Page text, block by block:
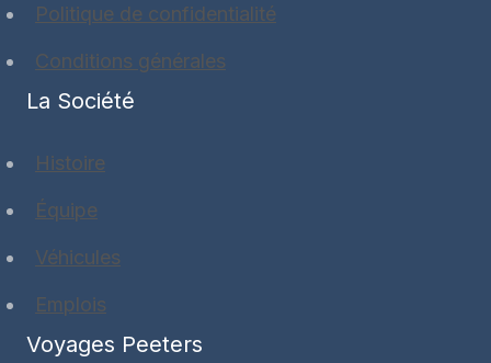
Politique de confidentialité
Conditions générales
La Société
Histoire
Équipe
Véhicules
Emplois
Voyages Peeters